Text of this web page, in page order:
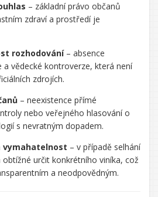
– základní právo občanů
zdraví a prostředí je
rozhodování– absence
a vědecké kontroverze, která není
zdrojích.
– neexistence přímé
nebo veřejného hlasování o
s nevratným dopadem.
vymahatelnost – v případě selhání
určit konkrétního viníka, což
a neodpovědným.